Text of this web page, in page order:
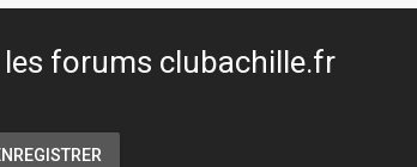
les forums clubachille.fr